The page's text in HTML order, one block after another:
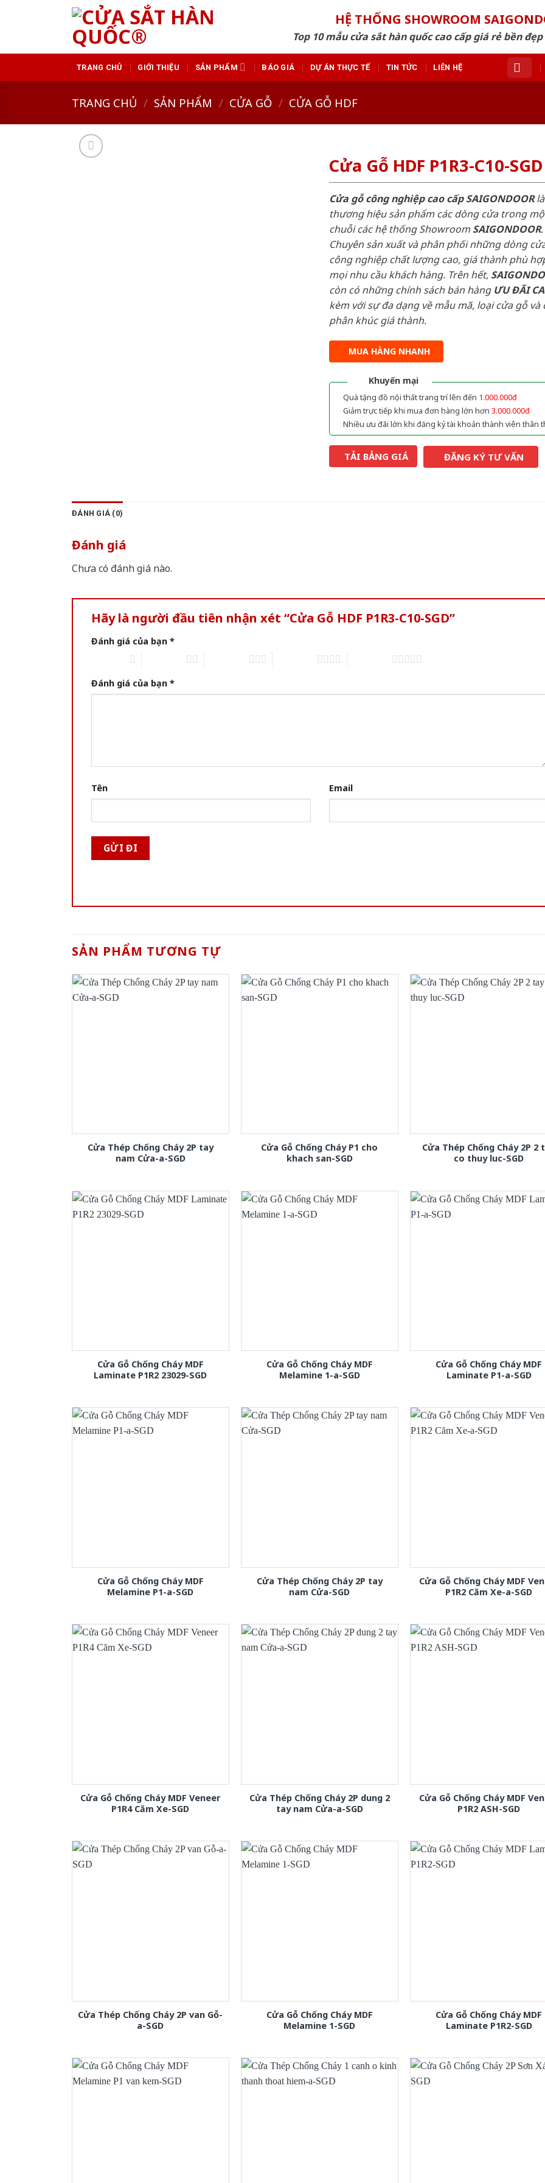
HỆ THỐNG SHOWROOM
Top 10 mẫu cửa sắt hàn quốc cao cấp giá rẻ bền
TRANG CHỦ GIỚI THIỆU SẢN PHẨM BÁO GIÁ DỰ ÁN THỰC TẾ TIN TỨC LIÊN HỆ
TRANG CHỦ / SẢN PHẨM / CỬA GỖ / CỬA GỖ HDF
Cửa Gỗ HDF P1R3-C10-SGD
Cửa gỗ công nghiệp cao cấp SAIGONDOORlà
thương hiệu sản phẩm các dòng cửa trong
chuỗi các hệ thống ShowroomSAIGONDOOR.
Chuyên sản xuất và phân phối những dòng
công nghiệp chất lượng cao, giá thành phù
mọi nhu cầu khách hàng. Trên hết,
còn có những chính sách bán hàng ƯU ĐÃI
kèm với sự đa dạng về mẫu mã, loại cửa gỗ và
phân khúc giá thành.
MUA HÀNG NHANH
Khuyến mại
Quà tặng đồ nội thất trang trí lên đến 1.000.000đ
Giảm trực tiếp khi mua đơn hàng lớn hơn 3.000.000đ
Nhiều ưu đãi lớn khi đăng ký tài khoản thành viên thân
TẢI BẢNG GIÁ ĐĂNG KÝ TƯ VẤN
ĐÁNH GIÁ (0)
Đánh giá
Chưa có đánh giá nào.
Hãy là người đầu tiên nhận xét “Cửa Gỗ HDF P1R3-C10-SGD”
Đánh giá của bạn *
Đánh giá của bạn *
Tên Email
SẢN PHẨM TƯƠNG TỰ
Cửa Thép Chống Cháy 2P tay
nam Cửa-a-SGD
Cửa Gỗ Chống Cháy P1 cho
khach san-SGD
Cửa Thép Chống Cháy 2P 2
co thuy luc-SGD
Cửa Gỗ Chống Cháy MDF
Laminate P1R2 23029-SGD
Cửa Gỗ Chống Cháy MDF
Melamine 1-a-SGD
Cửa Gỗ Chống Cháy MDF
Laminate P1-a-SGD
Cửa Gỗ Chống Cháy MDF
Melamine P1-a-SGD
Cửa Thép Chống Cháy 2P tay
nam Cửa-SGD
Cửa Gỗ Chống Cháy MDF
P1R2 Căm Xe-a-SGD
Cửa Gỗ Chống Cháy MDF Veneer
P1R4 Căm Xe-SGD
Cửa Thép Chống Cháy 2P dung 2
tay nam Cửa-a-SGD
Cửa Gỗ Chống Cháy MDF
P1R2 ASH-SGD
Cửa Thép Chống Cháy 2P van Gỗ-
a-SGD
Cửa Gỗ Chống Cháy MDF
Melamine 1-SGD
Cửa Gỗ Chống Cháy MDF
Laminate P1R2-SGD